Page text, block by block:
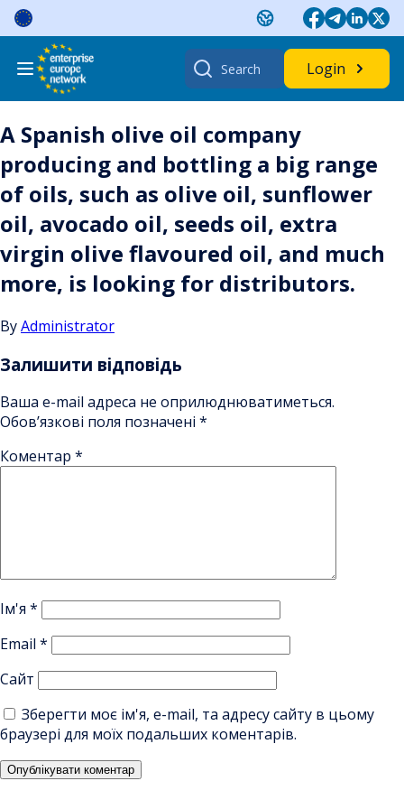
Skip
content
Search
for:
Login
A Spanish olive oil company
producing and bottling a big range
of oils, such as olive oil, sunflower
oil, avocado oil, seeds oil, extra
virgin olive flavoured oil, and much
more, is looking for distributors.
ByAdministrator
Залишити відповідь
Ваша e-mail адреса не оприлюднюватиметься.
Обов’язкові поля позначені *
Коментар *
Ім'я *
Email *
Сайт
Зберегти моє ім'я, e-mail, та адресу сайту в цьому
браузері для моїх подальших коментарів.